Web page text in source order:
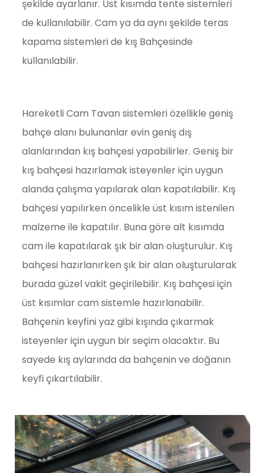
şekilde ayarlanır. Üst kısımda tente sistemleri
de kullanılabilir. Cam ya da aynı şekilde teras
kapama sistemleri de kış Bahçesinde
kullanılabilir.
Hareketli Cam Tavan sistemleri özellikle geniş
bahçe alanı bulunanlar evin geniş dış
alanlarından kış bahçesi yapabilirler. Geniş bir
kış bahçesi hazırlamak isteyenler için uygun
alanda çalışma yapılarak alan kapatılabilir. Kış
bahçesi yapılırken öncelikle üst kısım istenilen
malzeme ile kapatılır. Buna göre alt kısımda
cam ile kapatılarak şık bir alan oluşturulur. Kış
bahçesi hazırlanırken şık bir alan oluşturularak
burada güzel vakit geçirilebilir. Kış bahçesi için
üst kısımlar cam sistemle hazırlanabilir.
Bahçenin keyfini yaz gibi kışında çıkarmak
isteyenler için uygun bir seçim olacaktır. Bu
sayede kış aylarında da bahçenin ve doğanın
keyfi çıkartılabilir.